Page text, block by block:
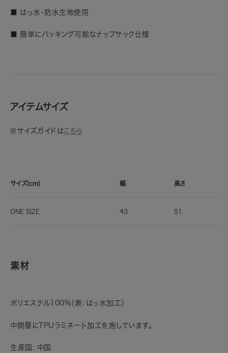
■ はっ水・防水生地使用
■ 簡単にパッキング可能なナップサック仕様
アイテムサイズ
※サイズガイドはこちら
サイズ(cm) 幅 高さ
ONE SIZE 43 51
素材
ポリエステル100%（表：はっ水加工）
中間層にTPUラミネート加工を施しています。
生産国: 中国